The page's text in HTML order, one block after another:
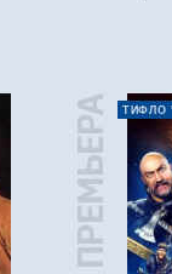
ПРЕМЬЕРА ТИФЛО